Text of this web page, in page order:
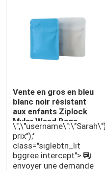
Visite d'usine
Contrôle de qualité
Contactez-nous
Vente en gros en bleu
blanc noir résistant
aux enfants Ziplock
Mylar Weed Bags
Emballage à l'épreuve
des enfants
prix");'
class="siglebtn_lit
bggree intercept">
envoyer une demande